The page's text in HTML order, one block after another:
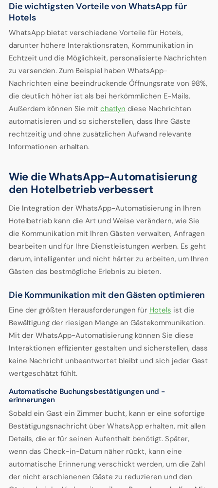
Die wichtigsten Vorteile von WhatsApp für
Hotels
WhatsApp bietet verschiedene Vorteile für Hotels,
darunter höhere Interaktionsraten, Kommunikation in
Echtzeit und die Möglichkeit, personalisierte Nachrichten
zu versenden. Zum Beispiel haben WhatsApp-
Nachrichten eine beeindruckende Öffnungsrate von 98%,
die deutlich höher ist als bei herkömmlichen E-Mails.
Außerdem können Sie mit chatlyn diese Nachrichten
automatisieren und so sicherstellen, dass Ihre Gäste
rechtzeitig und ohne zusätzlichen Aufwand relevante
Informationen erhalten.
Wie die WhatsApp-Automatisierung
den Hotelbetrieb verbessert
Die Integration der WhatsApp-Automatisierung in Ihren
Hotelbetrieb kann die Art und Weise verändern, wie Sie
die Kommunikation mit Ihren Gästen verwalten, Anfragen
bearbeiten und für Ihre Dienstleistungen werben. Es geht
darum, intelligenter und nicht härter zu arbeiten, um Ihren
Gästen das bestmögliche Erlebnis zu bieten.
Die Kommunikation mit den Gästen optimieren
Eine der größten Herausforderungen für Hotels ist die
Bewältigung der riesigen Menge an Gästekommunikation.
Mit der WhatsApp-Automatisierung können Sie diese
Interaktionen effizienter gestalten und sicherstellen, dass
keine Nachricht unbeantwortet bleibt und sich jeder Gast
wertgeschätzt fühlt.
Automatische Buchungsbestätigungen und -
erinnerungen
Sobald ein Gast ein Zimmer bucht, kann er eine sofortige
Bestätigungsnachricht über WhatsApp erhalten, mit allen
Details, die er für seinen Aufenthalt benötigt. Später,
wenn das Check-in-Datum näher rückt, kann eine
automatische Erinnerung verschickt werden, um die Zahl
der nicht erschienenen Gäste zu reduzieren und den